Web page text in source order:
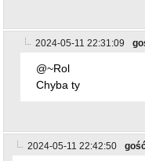
2024-05-11 22:31:09
@~Rol
Chyba ty
2024-05-11 22:42:50